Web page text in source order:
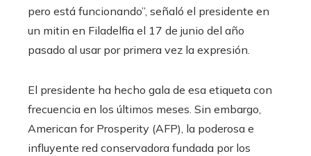
pero está funcionando”, señaló el presidente en
un mitin en Filadelfia el 17 de junio del año
pasado al usar por primera vez la expresión.
El presidente ha hecho gala de esa etiqueta con
frecuencia en los últimos meses. Sin embargo,
American for Prosperity (AFP), la poderosa e
influyente red conservadora fundada por los